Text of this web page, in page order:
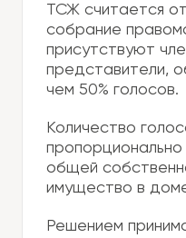
ТСЖ считается
собрание
присутствуют
представители,
чем 50% голосов.
Количество
общей
имущество в
Решением